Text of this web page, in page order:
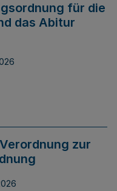
für die
das Abitur
zur